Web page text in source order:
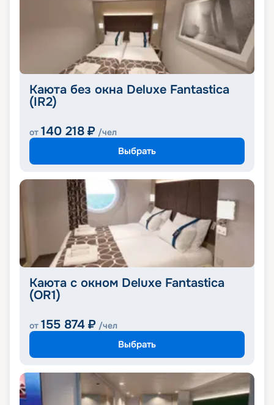
Каюта без окна Deluxe Fantastica
(IR2)
от 140 218 ₽ /чел
Выбрать
Каюта с окном Deluxe Fantastica
(OR1)
от 155 874 ₽ /чел
Выбрать